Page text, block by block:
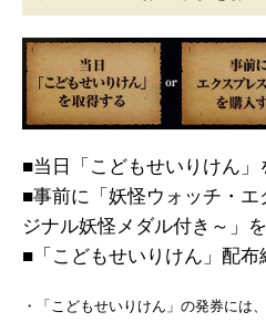
■当日「こどもせいりけん」
■事前に「妖怪ウォッチ・エ
ジナル妖怪メダル付き～」を
■「こどもせいりけん」配布
・「こどもせいりけん」の発券には